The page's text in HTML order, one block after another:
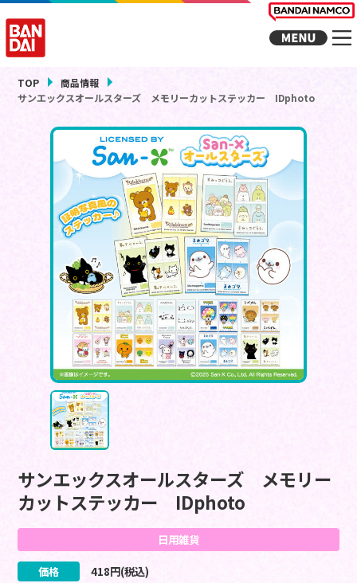
TOP
商品情報
サンエックスオールスターズ メモリーカットステッカー IDphoto
サンエックスオールスターズ メモリー
カットステッカー IDphoto
日用雑貨
価格 418円(税込)